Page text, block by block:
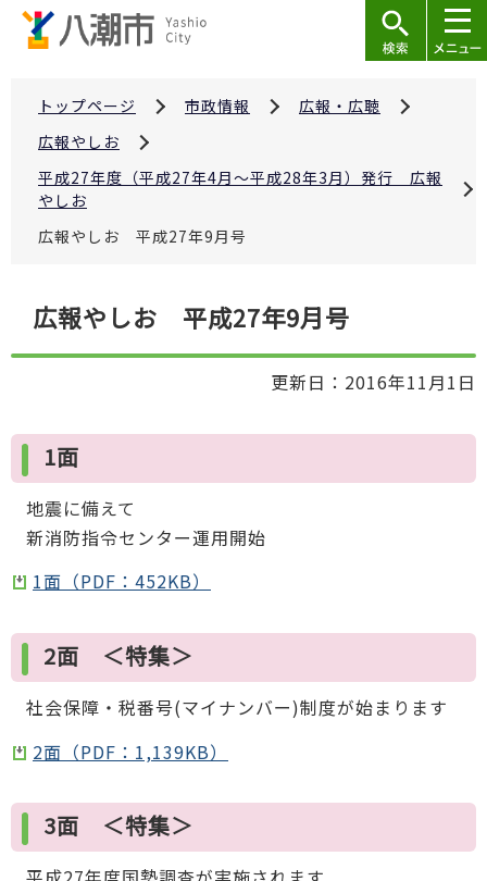
トップページ 市政情報
広報・広聴
広報やしお
平成27年度（平成27年4月～平成28年3月）発行 広報
やしお
広報やしお 平成27年9月号
こ
ら
広報やしお 平成27年9月号
更新日：2016年11月1日
1面
地震に備えて
新消防指令センター運用開始
1面（PDF：452KB）
2面 ＜特集＞
社会保障・税番号(マイナンバー)制度が始まります
2面（PDF：1,139KB）
3面 ＜特集＞